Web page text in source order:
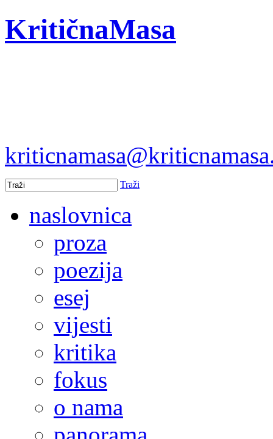
KritičnaMasa
Traži
naslovnica
proza
poezija
esej
vijesti
kritika
fokus
o nama